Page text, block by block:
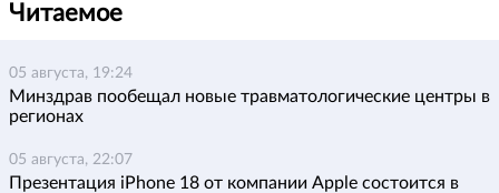
Читаемое
05 августа, 19:24
Минздрав пообещал новые травматологические центры в
регионах
05 августа, 22:07
Презентация iPhone 18 от компании Apple состоится в